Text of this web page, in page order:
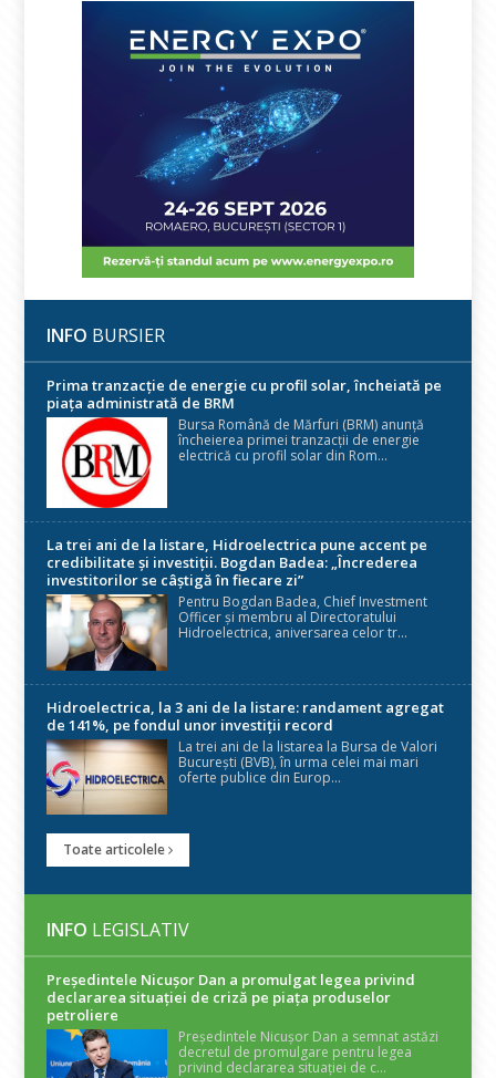
INFO BURSIER
Prima tranzacție de energie cu profil solar, încheiată pe
piața administrată de BRM
Bursa Română de Mărfuri (BRM) anunță
încheierea primei tranzacții de energie
electrică cu profil solar din Rom...
La trei ani de la listare, Hidroelectrica pune accent pe
credibilitate și investiții. Bogdan Badea: „Încrederea
investitorilor se câștigă în fiecare zi”
Pentru Bogdan Badea, Chief Investment
Officer și membru al Directoratului
Hidroelectrica, aniversarea celor tr...
Hidroelectrica, la 3 ani de la listare: randament agregat
de 141%, pe fondul unor investiții record
La trei ani de la listarea la Bursa de Valori
București (BVB), în urma celei mai mari
oferte publice din Europ...
Toate articolele
INFO LEGISLATIV
Președintele Nicuşor Dan a promulgat legea privind
declararea situaţiei de criză pe piaţa produselor
petroliere
Președintele Nicușor Dan a semnat astăzi
decretul de promulgare pentru legea
privind declararea situației de c...